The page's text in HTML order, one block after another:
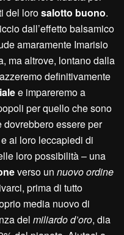
del lorosalotto buono.
dall’effetto balsamico
amaramente Imarisio
ma altrove, lontano dalla
definitivamente
e impareremo a
per quello che sono
essere per
ai loro leccapiedi di
loro possibilità – una
verso un nuovo ordine
prima di tutto
media nuovo di
del miliardo d’oro, dia